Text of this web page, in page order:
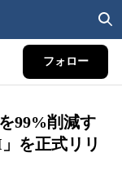
フォロー
99%削減す
を正式リリ